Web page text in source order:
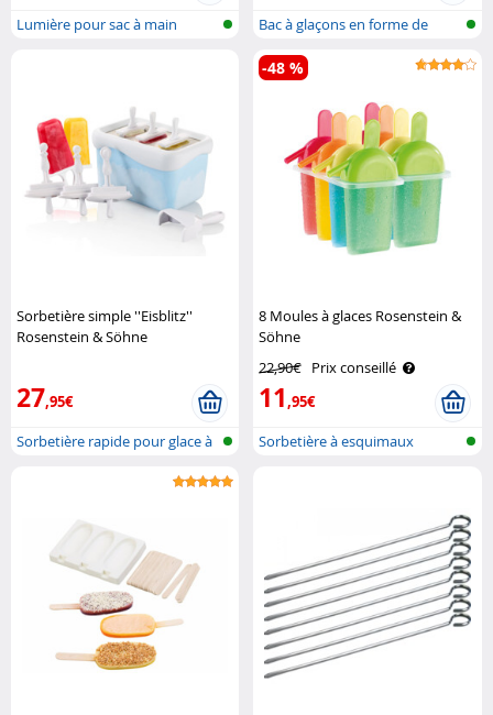
Lumière pour sac à main
Bac à glaçons en forme de
verre
Sorbetière simple ''Eisblitz''
Rosenstein & Söhne
27,95€
Sorbetière rapide pour glace à
8 Moules à glaces Rosenstein &
Söhne
22,90€ Prix conseillé
11,95€
-48 %
Sorbetière à esquimaux